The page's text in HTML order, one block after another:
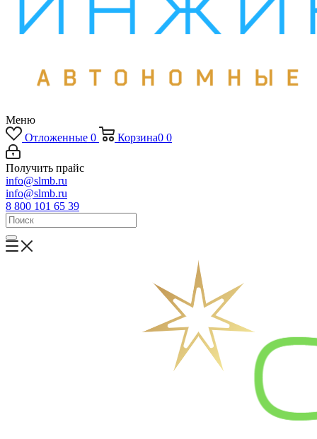
Меню
Отложенные 0 Корзина0 0
Получить прайс
info@slmb.ru
info@slmb.ru
8 800 101 65 39